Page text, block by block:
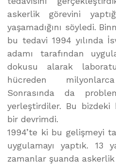
askerlik görevini
yaşamadığını söyledi.
bu tedavi 1994 yılında
adamı tarafından
dokusu alarak
hücreden
Sonrasında da
yerleştirdiler. Bu bizdeki
bir devrimdi.
1994’te ki bu gelişmeyi
uygulamayı yaptık. 13
zamanlar şuanda askerlik